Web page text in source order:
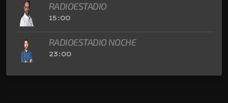
RADIOESTADIO
15:00
RADIOESTADIO NOCHE
23:00